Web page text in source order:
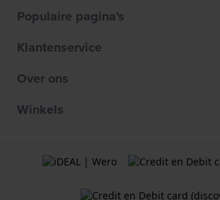
Populaire pagina's
Klantenservice
Over ons
Winkels